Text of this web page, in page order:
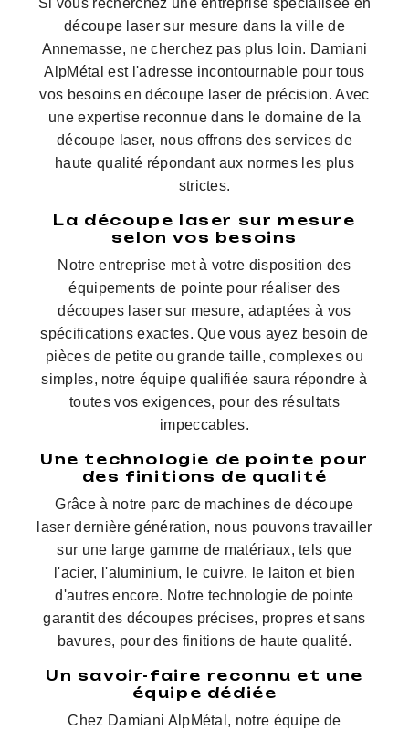
Si vous recherchez une entreprise spécialisée en
découpe laser sur mesure dans la ville de
Annemasse, ne cherchez pas plus loin. Damiani
AlpMétal est l'adresse incontournable pour tous
vos besoins en découpe laser de précision. Avec
une expertise reconnue dans le domaine de la
découpe laser, nous offrons des services de
haute qualité répondant aux normes les plus
strictes.
La découpe laser sur mesure
selon vos besoins
Notre entreprise met à votre disposition des
équipements de pointe pour réaliser des
découpes laser sur mesure, adaptées à vos
spécifications exactes. Que vous ayez besoin de
pièces de petite ou grande taille, complexes ou
simples, notre équipe qualifiée saura répondre à
toutes vos exigences, pour des résultats
impeccables.
Une technologie de pointe pour
des finitions de qualité
Grâce à notre parc de machines de découpe
laser dernière génération, nous pouvons travailler
sur une large gamme de matériaux, tels que
l'acier, l'aluminium, le cuivre, le laiton et bien
d'autres encore. Notre technologie de pointe
garantit des découpes précises, propres et sans
bavures, pour des finitions de haute qualité.
Un savoir-faire reconnu et une
équipe dédiée
Chez Damiani AlpMétal, notre équipe de